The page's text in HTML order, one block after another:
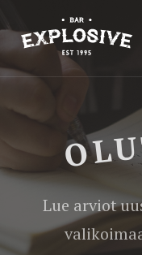
suoraan
sisältöön
Explosive
Historia
Valikoima
Yhteistyössä
Ota yhteyttä
Maistila
Kouho
Lue arviot